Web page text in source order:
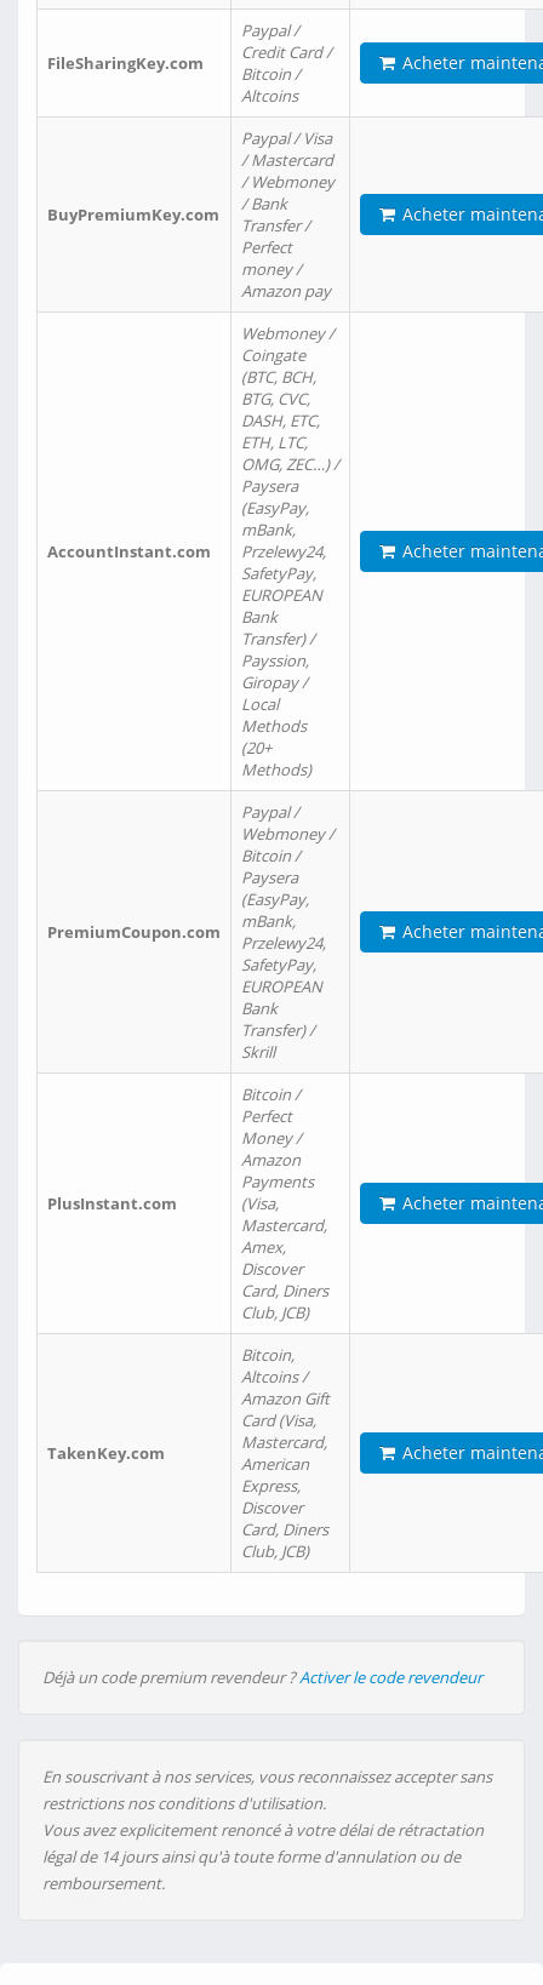
FileSharingKey.com
Paypal /
Credit Card /
Bitcoin /
Altcoins
Acheter
BuyPremiumKey.com
Paypal / Visa
/ Mastercard
/ Webmoney
/ Bank
Transfer /
Perfect
money /
Amazon pay
Acheter
AccountInstant.com
Webmoney /
Coingate
(BTC, BCH,
BTG, CVC,
DASH, ETC,
ETH, LTC,
OMG, ZEC…) /
Paysera
(EasyPay,
mBank,
Przelewy24,
SafetyPay,
EUROPEAN
Bank
Transfer) /
Payssion,
Giropay /
Local
Methods
(20+
Methods)
Acheter
PremiumCoupon.com
Paypal /
Webmoney /
Bitcoin /
Paysera
(EasyPay,
mBank,
Przelewy24,
SafetyPay,
EUROPEAN
Bank
Transfer) /
Skrill
Acheter
PlusInstant.com
Bitcoin /
Perfect
Money /
Amazon
Payments
(Visa,
Mastercard,
Amex,
Discover
Card, Diners
Club, JCB)
Acheter
TakenKey.com
Bitcoin,
Altcoins /
Amazon Gift
Card (Visa,
Mastercard,
American
Express,
Discover
Card, Diners
Club, JCB)
Acheter
Déjà un code premium revendeur ?Activer le code revendeur
En souscrivant à nos services, vous reconnaissez accepter sans
restrictions nos conditions d'utilisation.
Vous avez explicitement renoncé à votre délai de rétractation
légal de 14 jours ainsi qu'à toute forme d'annulation ou de
remboursement.